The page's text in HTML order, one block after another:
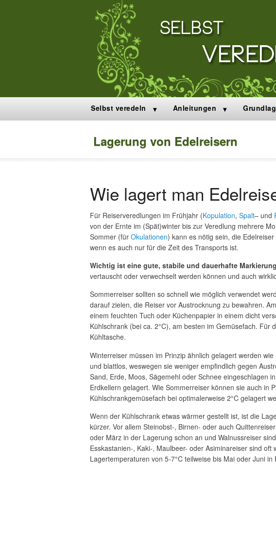
Selbst veredeln Anleitungen
Lagerung von Edelreisern
Wie lagert man
Für Reiserveredlungen im Frühjahr (Kopulation, Spalt– und
von der Ernte im (Spät)winter bis zur Veredlung mehrere
Sommer (für Okulationen) kann es nötig sein, die
wenn es auch nur für die Zeit des Transports ist.
Wichtig ist eine gute, stabile und dauerhafte Markierung
vertauscht oder verwechselt werden können und auch
Sommerreiser sollten so schnell wie möglich verwendet
darauf zielen, die Reiser vor Austrocknung zu bewahren.
einem feuchten Tuch oder Küchenpapier in einem dicht
Kühlschrank (bei ca. 2°C), am besten im Gemüsefach. Für
Kühltasche.
Winterreiser müssen im Prinzip ähnlich gelagert werden
und blattlos, weswegen sie weniger empfindlich gegen
Sand, Erde, Moos, Sägemehl oder Schnee eingeschlagen
Erdkellern gelagert. Wie Sommerreiser können sie auch in
Kühlschrankgemüsefach bei optimalerweise 2°C gelagert
Wenn der Kühlschrank etwas wärmer gestellt ist, ist die
kürzer. Vor allem Steinobst-, Birnen- oder auch
oder März in der Lagerung schon an und Walnussreiser
Esskastanien-, Kaki-, Maulbeer- oder Asiminareiser sind
Lagertemperaturen von 5-7°C teilweise bis Mai oder Juni